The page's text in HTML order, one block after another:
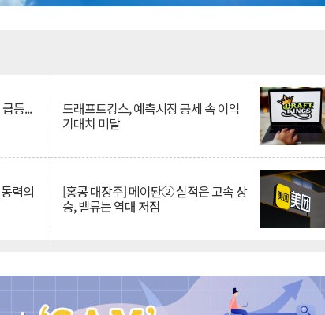
등... 드래프트킹스, 예측시장 공세 속 이익
기대치 미달
력의 [홍콩 대장주] 메이퇀② 실적은 고속 상
승, 밸류는 역대 저점